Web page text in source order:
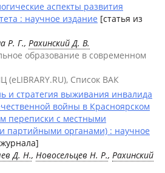
аспекты развития
: научное издание [статья из
Р. Г., Рахинский Д. В.
образование в современном
(eLIBRARY.RU), Список ВАК
и стратегия выживания инвалида
войны в Красноярском
переписки с местными
партийными органами) : научное
Д. Н., Новосельцев Н. Р., Рахинский